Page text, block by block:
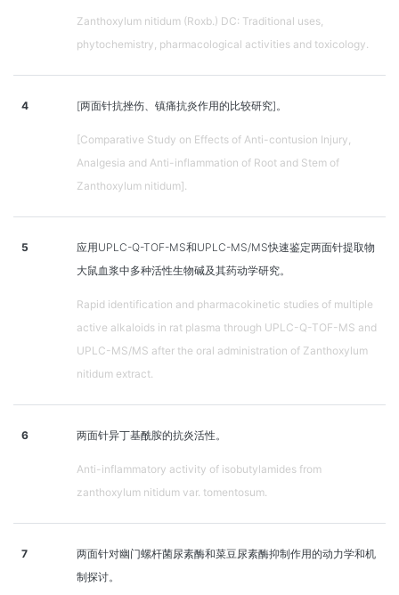
Zanthoxylum nitidum (Roxb.) DC: Traditional uses,
phytochemistry, pharmacological activities and toxicology.
4 [两面针抗挫伤、镇痛抗炎作用的比较研究]。
[Comparative Study on Effects of Anti-contusion Injury,
Analgesia and Anti-inflammation of Root and Stem of
Zanthoxylum nitidum].
5
应用UPLC-Q-TOF-MS和UPLC-MS/MS快速鉴定两面针提取物
大鼠血浆中多种活性生物碱及其药动学研究。
Rapid identification and pharmacokinetic studies of multiple
active alkaloids in rat plasma through UPLC-Q-TOF-MS and
UPLC-MS/MS after the oral administration of Zanthoxylum
nitidum extract.
6 两面针异丁基酰胺的抗炎活性。
Anti-inflammatory activity of isobutylamides from
zanthoxylum nitidum var. tomentosum.
7
两面针对幽门螺杆菌尿素酶和菜豆尿素酶抑制作用的动力学和机
制探讨。